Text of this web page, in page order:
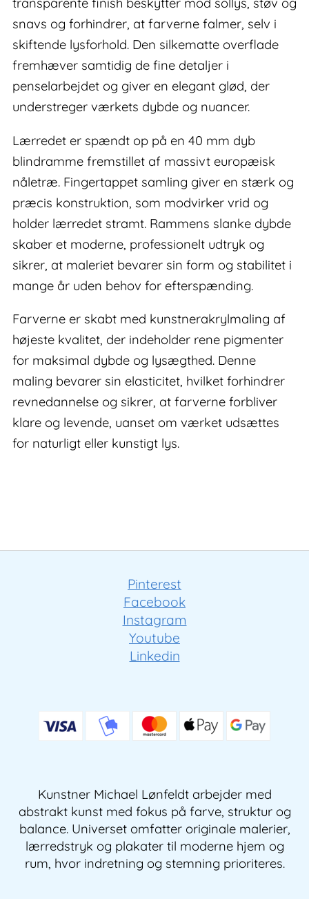
transparente finish beskytter mod sollys, støv og
snavs og forhindrer, at farverne falmer, selv i
skiftende lysforhold. Den silkematte overflade
fremhæver samtidig de fine detaljer i
penselarbejdet og giver en elegant glød, der
understreger værkets dybde og nuancer.
Lærredet er spændt op på en 40 mm dyb
blindramme fremstillet af massivt europæisk
nåletræ. Fingertappet samling giver en stærk og
præcis konstruktion, som modvirker vrid og
holder lærredet stramt. Rammens slanke dybde
skaber et moderne, professionelt udtryk og
sikrer, at maleriet bevarer sin form og stabilitet i
mange år uden behov for efterspænding.
Farverne er skabt med kunstnerakrylmaling af
højeste kvalitet, der indeholder rene pigmenter
for maksimal dybde og lysægthed. Denne
maling bevarer sin elasticitet, hvilket forhindrer
revnedannelse og sikrer, at farverne forbliver
klare og levende, uanset om værket udsættes
for naturligt eller kunstigt lys.
Pinterest
Facebook
Instagram
Youtube
Linkedin
Kunstner Michael Lønfeldt arbejder med
abstrakt kunst med fokus på farve, struktur og
balance. Universet omfatter originale malerier,
lærredstryk og plakater til moderne hjem og
rum, hvor indretning og stemning prioriteres.